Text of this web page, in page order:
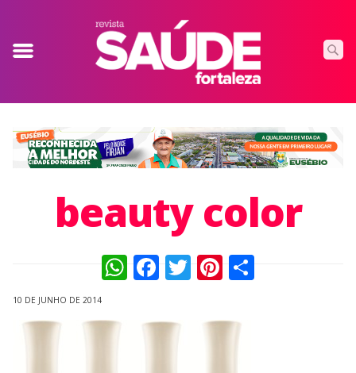
beauty color
WhatsApp
Facebook
TwitterPinterest
10 DE JUNHO DE 2014